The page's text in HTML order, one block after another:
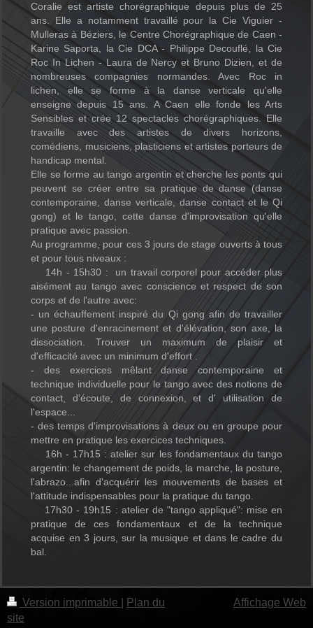
Coralie est artiste chorégraphique depuis plus de 25
ans. Elle a notamment travaillé pour la Cie Viguier -
Mulleras à Béziers, le Centre Chorégraphique de Caen -
Karine Saporta, la Cie DCA - Philippe Decouflé, la Cie
Roc In Lichen - Laura de Nercy et Bruno Dizien, et de
nombreuses compagnies normandes. Avec Roc in
lichen, elle se forme à la danse verticale qu'elle
enseigne depuis 15 ans. A Caen elle fonde les Arts
Sensibles et crée 12 spectacles chorégraphiques. Elle
travaille avec des artistes de divers horizons,
comédiens, musiciens, plasticiens et artistes porteurs de
handicap mental.
Elle se forme au tango argentin et cherche les ponts qui
peuvent se créer entre sa pratique de danse (danse
contemporaine, danse verticale, danse contact et le Qi
gong) et le tango, cette danse d'improvisation qu'elle
pratique avec passion.
Au programme, pour ces 3 jours de stage ouverts à tous
et pour tous niveaux :
14h - 15h30 : un travail corporel pour accéder plus
aisément au tango avec conscience et respect de son
corps et de l'autre avec:
- un échauffement inspiré du Qi gong afin de travailler
une posture d'enracinement et d'élévation, son axe, la
dissociation. Trouver un maximum de plaisir et
d'efficacité avec un minimum d'effort .
- des exercices mêlant danse contemporaine et
technique individuelle pour le tango avec des notions de
contact, d'écoute, de connexion, et d' utilisation de
l'espace...
- des temps d'improvisations à deux ou en groupe pour
mettre en pratique les exercices techniques.
16h - 17h15 : atelier sur les fondamentaux du tango
argentin: le changement de poids, la marche, la posture,
l'abrazo...afin d'acquérir les mouvements de bases et
l'attitude indispensables pour la pratique du tango.
17h30 - 19h15 : atelier de "tango appliqué": mise en
pratique de ces fondamentaux et de la technique
acquise en 3 jours, sur la musique et dans le cadre du
bal.
Version imprimable
Plan du
site
Affichage Web